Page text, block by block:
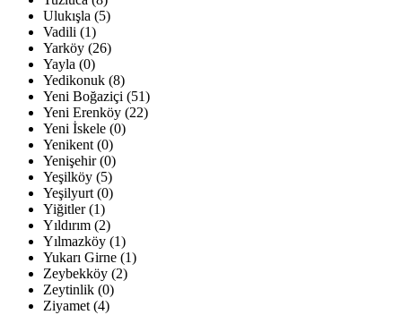
Ulukışla (5)
Vadili (1)
Yarköy (26)
Yayla (0)
Yedikonuk (8)
Yeni Boğaziçi (51)
Yeni Erenköy (22)
Yeni İskele (0)
Yenikent (0)
Yenişehir (0)
Yeşilköy (5)
Yeşilyurt (0)
Yiğitler (1)
Yıldırım (2)
Yılmazköy (1)
Yukarı Girne (1)
Zeybekköy (2)
Zeytinlik (0)
Ziyamet (4)